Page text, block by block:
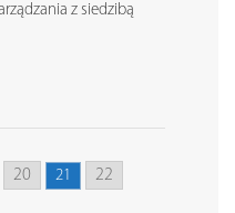
z siedzibą
20 21 22